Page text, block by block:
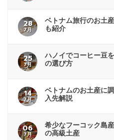
28
7月
ベトナム旅行のお土
も紹介
25
7月
ハノイでコーヒー豆
の選び方
14
7月
ベトナムのお土産に
入先解説
06
7月
希少なフーコック島
の高級土産